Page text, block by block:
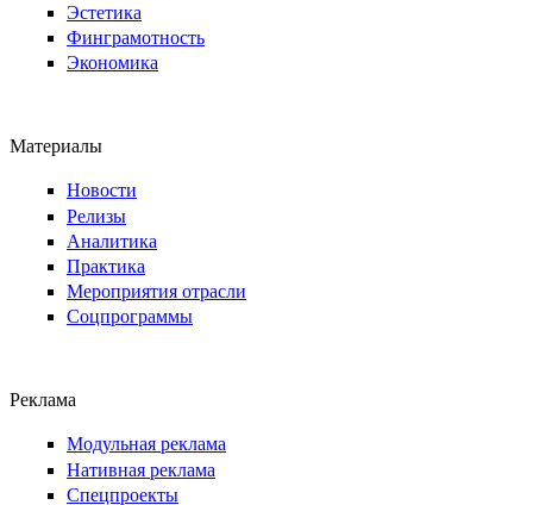
Эстетика
Финграмотность
Экономика
Материалы
Новости
Релизы
Аналитика
Практика
Мероприятия отрасли
Соцпрограммы
Реклама
Модульная реклама
Нативная реклама
Спецпроекты